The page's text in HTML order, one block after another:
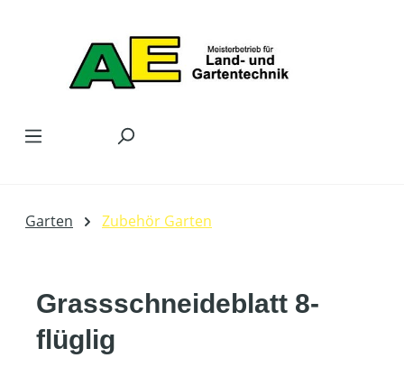
Garten Zubehör Garten
Grassschneideblatt 8-
flüglig